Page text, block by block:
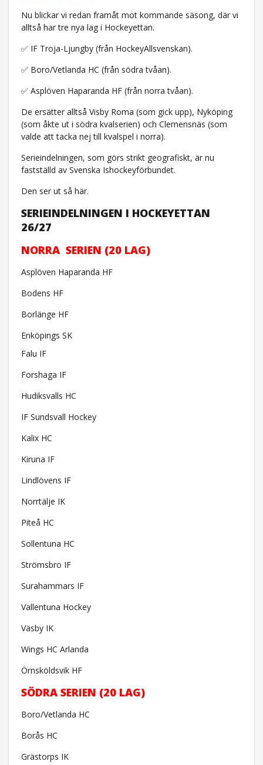
Nu blickar vi redan framåt mot kommande säsong, där vi
alltså har tre nya lag i Hockeyettan.
✅ IF Troja-Ljungby (från HockeyAllsvenskan).
✅ Boro/Vetlanda HC (från södra tvåan).
✅ Asplöven Haparanda HF (från norra tvåan).
De ersätter alltså Visby Roma (som gick upp), Nyköping
(som åkte ut i södra kvalserien) och Clemensnäs (som
valde att tacka nej till kvalspel i norra).
Serieindelningen, som görs strikt geografiskt, är nu
fastställd av Svenska Ishockeyförbundet.
Den ser ut så här.
SERIEINDELNINGEN I HOCKEYETTAN
26/27
NORRA SERIEN (20 LAG)
Asplöven Haparanda HF
Bodens HF
Borlänge HF
Enköpings SK
Falu IF
Forshaga IF
Hudiksvalls HC
IF Sundsvall Hockey
Kalix HC
Kiruna IF
Lindlövens IF
Norrtälje IK
Piteå HC
Sollentuna HC
Strömsbro IF
Surahammars IF
Vallentuna Hockey
Väsby IK
Wings HC Arlanda
Örnsköldsvik HF
SÖDRA SERIEN (20 LAG)
Boro/Vetlanda HC
Borås HC
Grästorps IK